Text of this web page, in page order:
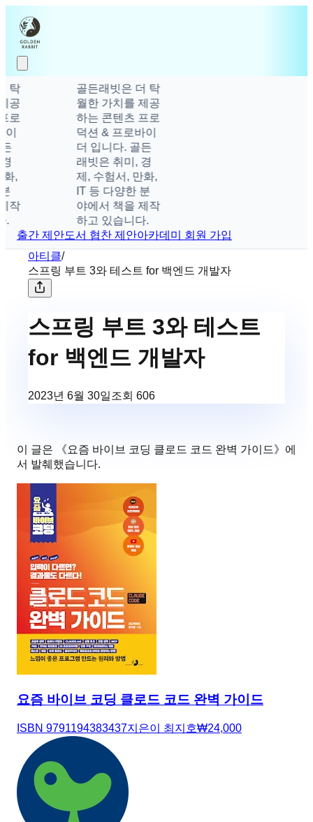
골든래빗은 더 탁
월한 가치를 제공
하는 콘텐츠 프로
덕션 & 프로바이
더 입니다. 골든
래빗은 취미, 경
제, 수험서, 만화,
IT 등 다양한 분
야에서 책을 제작
하고 있습니다.
출간 제안도서 협찬 제안아카데미 회원 가입
아티클/
스프링 부트 3와 테스트 for 백엔드 개발자
스프링 부트 3와 테스트
for 백엔드 개발자
2023년 6월 30일조회 606
이 글은 《요즘 바이브 코딩 클로드 코드 완벽 가이드》에
서 발췌했습니다.
요즘 바이브 코딩 클로드 코드 완벽 가이드
ISBN 9791194383437지은이 최지호₩24,000